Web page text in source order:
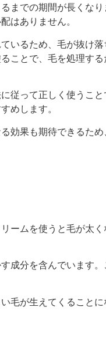
までの期間が長くな
はありません。
いるため、毛が抜け
ことで、毛を処理す
従って正しく使うこ
めします。
効果も期待できるた
ームを使うと毛が太
成分を含んでいます
毛が生えてくること